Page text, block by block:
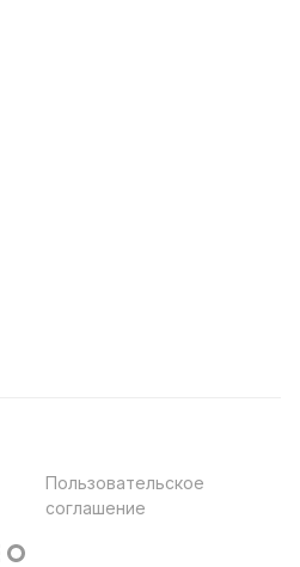
Пользовательское
соглашение